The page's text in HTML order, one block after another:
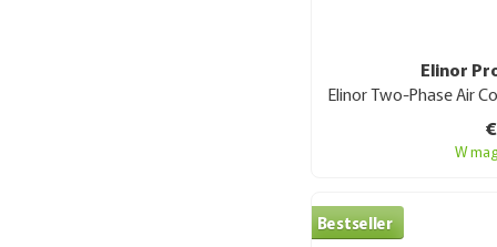
Elinor
W
Bestseller